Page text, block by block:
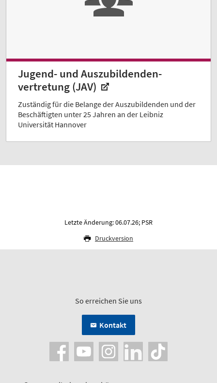
Jugend- und Auszubildenden­
vertretung (JAV)
Zuständig für die Belange der Auszubildenden und der
Beschäftigten unter 25 Jahren an der Leibniz
Universität Hannover
Letzte Änderung: 06.07.26; PSR
Druckversion
So erreichen Sie uns
Kontakt